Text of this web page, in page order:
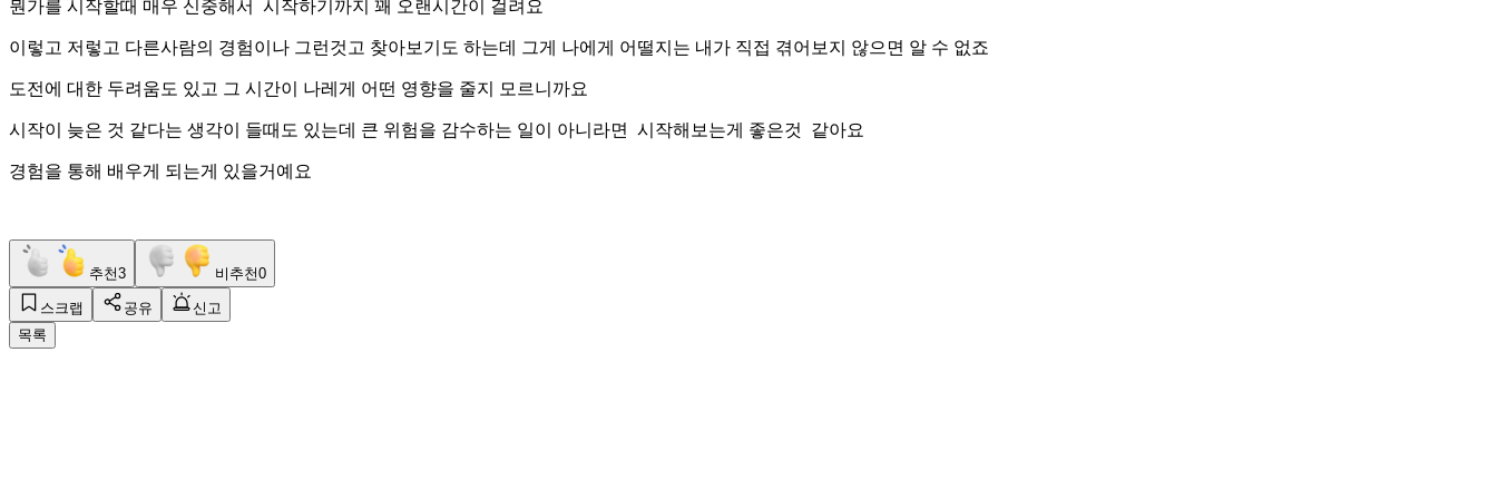
뭔가를 시작할때 매우 신중해서 시작하기까지 꽤 오랜시간이 걸려요
이렇고 저렇고 다른사람의 경험이나 그런것고 찾아보기도 하는데 그게 나에게 어떨지는 내가 직접 겪어보지 않으면 알 수 없죠
도전에 대한 두려움도 있고 그 시간이 나레게 어떤 영향을 줄지 모르니까요
시작이 늦은 것 같다는 생각이 들때도 있는데 큰 위험을 감수하는 일이 아니라면 시작해보는게 좋은것 같아요
경험을 통해 배우게 되는게 있을거예요
추천3 비추천0
스크랩 공유
신고
목록